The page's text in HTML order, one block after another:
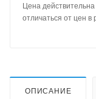
Цена
отличаться от цен в
ОПИСАНИЕ